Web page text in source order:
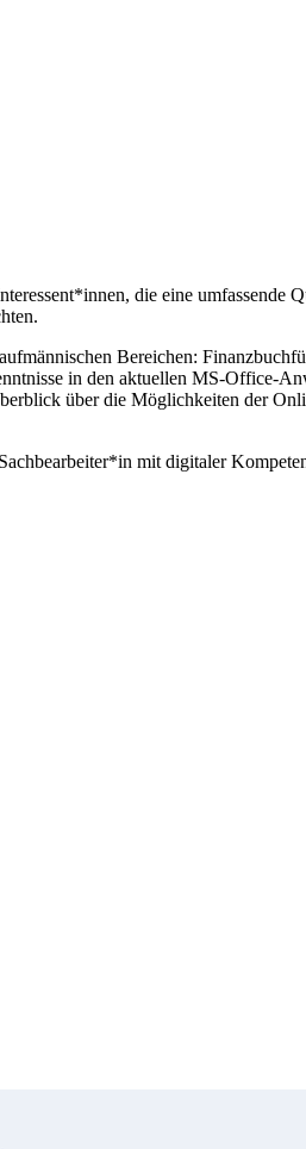
die eine umfassende
Bereichen:
in den aktuellen MS-Office-
über die Möglichkeiten der
mit digitaler